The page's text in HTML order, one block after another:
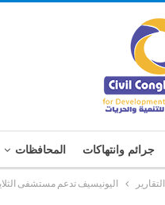
جرائم وانتهاكات المحافظات
التقارير اليونيسيف تدعم مستشفى